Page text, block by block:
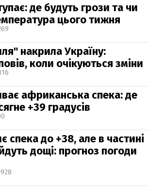
де будуть грози та чи
цього тижня
накрила Україну:
коли очікуються зміни
африканська спека: де
+39 градусів
спека до +38, але в частині
дощі: прогноз погоди